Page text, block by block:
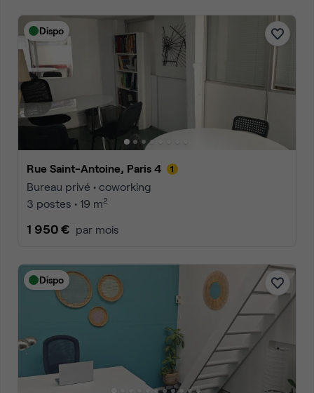
Dispo
Rue Saint-Antoine, Paris 4
Bureau privé • coworking
3 postes • 19 m2
1 950 € par mois
Dispo